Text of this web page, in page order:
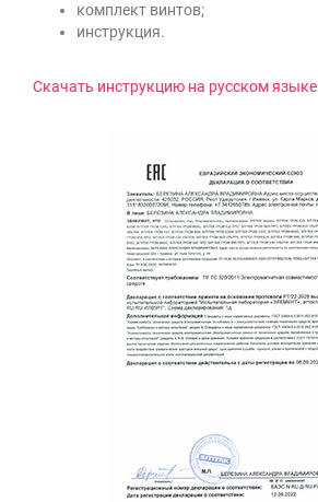
комплект винтов;
инструкция.
Скачать инструкцию на русском языке